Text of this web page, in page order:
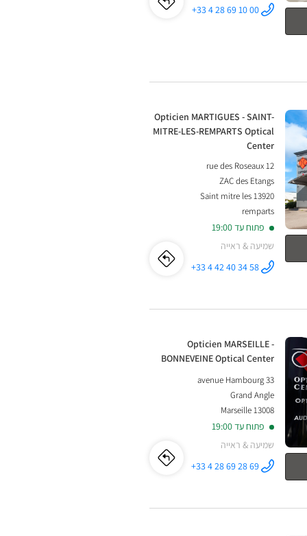
התקשר לחנות
+33 4 28 69 10 00 לו"ז
לחנות
-
SAINT-
LOUP
חנות:
Opticien MARTIGUES - SAINT-
MITRE-LES-REMPARTS Optical
Center
12 rue des Roseaux
ZAC des Etangs
13920 Saint mitre les
remparts
פתוח עד 19:00
שמיעה & ראייה
התקשר לחנות
MITRE-LES-
Center ב
+33 4 42 40 34 58 לו"ז
לחנות
SAINT-
REMPARTS
Optical
חנות:
Opticien MARSEILLE -
BONNEVEINE Optical Center
33 avenue Hambourg
Grand Angle
13008 Marseille
פתוח עד 19:00
שמיעה & ראייה
התקשר לחנות
Optical
+33 4 28 69 28 69 לו"ז
לחנות